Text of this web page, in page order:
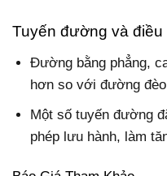
Tuyến đường và
Đường bằng phẳng,
hơn so với đường
Một số tuyến đường
phép lưu hành, làm